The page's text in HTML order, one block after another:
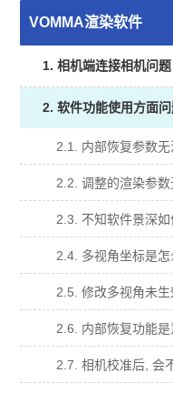
VOMMA渲染软件
1. 相机端连接相机问题
2. 软件功能使用方面
2.1. 内部恢复参数
2.2. 调整的渲染参
2.3. 不知软件景深
2.4. 多视角坐标是
2.5. 修改多视角未
2.6. 内部恢复功能